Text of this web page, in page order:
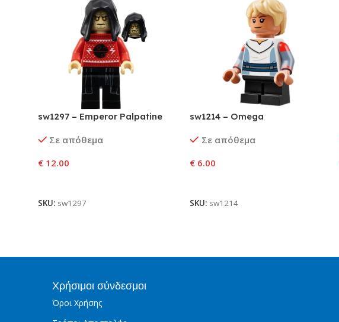
sw1297 – Emperor Palpatine
Σε απόθεμα
€12.00
SKU: sw1297
sw1214 – Omega
Σε απόθεμα
€ 6.00
SKU: sw1214
Χρήσιμοι σύνδεσμοι
Όροι Χρήσης